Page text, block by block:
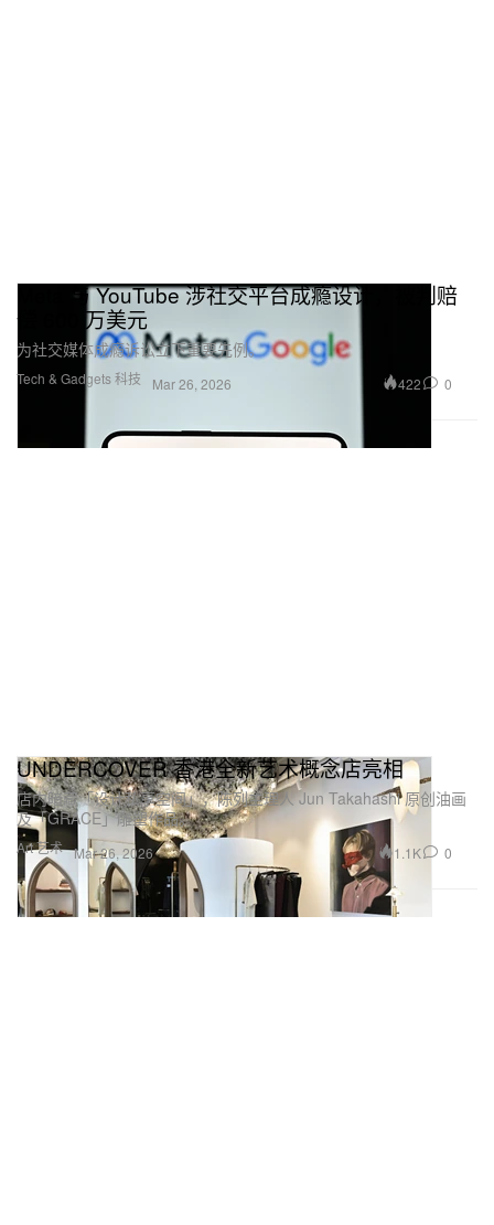
Tech & Gadgets 科技
Meta 与 YouTube 涉社交平台成瘾设计，被判赔
偿 600 万美元
为社交媒体成瘾诉讼立下重要先例。
Mar 26, 2026 422 0
Art 艺术
UNDERCOVER 香港全新艺术概念店亮相
店内暗藏「设计私享空间」，陈列主理人 Jun Takahashi 原创油画
及「GRACE」雕塑作品。
Mar 26, 2026 1.1K 0